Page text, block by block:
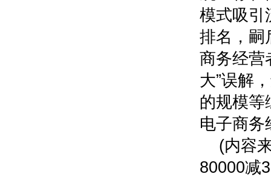
模式吸引
排名，嗣
商务经营
大”误解
的规模等
电子商务
(内容
80000减